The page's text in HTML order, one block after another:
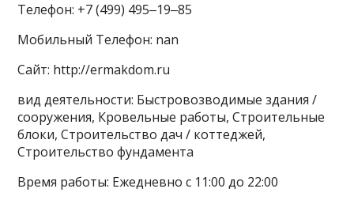
Телефон: +7 (499) 495‒19‒85
Мобильный Телефон: nan
Сайт: http://ermakdom.ru
вид деятельности: Быстровозводимые здания /
сооружения, Кровельные работы, Строительные
блоки, Строительство дач / коттеджей,
Строительство фундамента
Время работы: Ежедневно с 11:00 до 22:00